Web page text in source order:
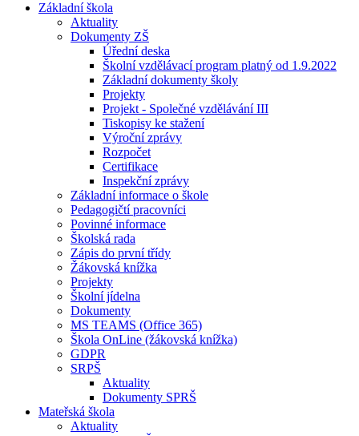
Základní škola
Aktuality
Dokumenty ZŠ
Úřední deska
Školní vzdělávací program platný od 1.9.2022
Základní dokumenty školy
Projekty
Projekt - Společné vzdělávání III
Tiskopisy ke stažení
Výroční zprávy
Rozpočet
Certifikace
Inspekční zprávy
Základní informace o škole
Pedagogičtí pracovníci
Povinné informace
Školská rada
Zápis do první třídy
Žákovská knížka
Projekty
Školní jídelna
Dokumenty
MS TEAMS (Office 365)
Škola OnLine (žákovská knížka)
GDPR
SRPŠ
Aktuality
Dokumenty SPRŠ
Mateřská škola
Aktuality